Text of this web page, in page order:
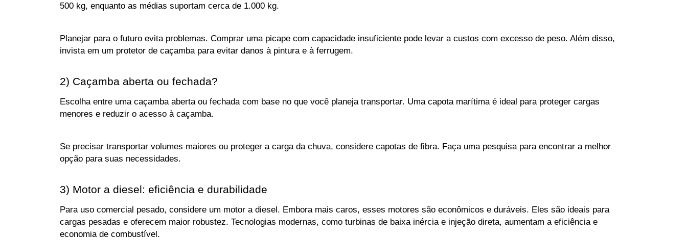
500 kg, enquanto as médias suportam cerca de 1.000 kg.
Planejar para o futuro evita problemas. Comprar uma picape com capacidade insuficiente pode levar a custos com excesso de peso. Além disso,
invista em um protetor de caçamba para evitar danos à pintura e à ferrugem.
2) Caçamba aberta ou fechada?
Escolha entre uma caçamba aberta ou fechada com base no que você planeja transportar. Uma capota marítima é ideal para proteger cargas
menores e reduzir o acesso à caçamba.
Se precisar transportar volumes maiores ou proteger a carga da chuva, considere capotas de fibra. Faça uma pesquisa para encontrar a melhor
opção para suas necessidades.
3) Motor a diesel: eficiência e durabilidade
Para uso comercial pesado, considere um motor a diesel. Embora mais caros, esses motores são econômicos e duráveis. Eles são ideais para
cargas pesadas e oferecem maior robustez. Tecnologias modernas, como turbinas de baixa inércia e injeção direta, aumentam a eficiência e
economia de combustível.